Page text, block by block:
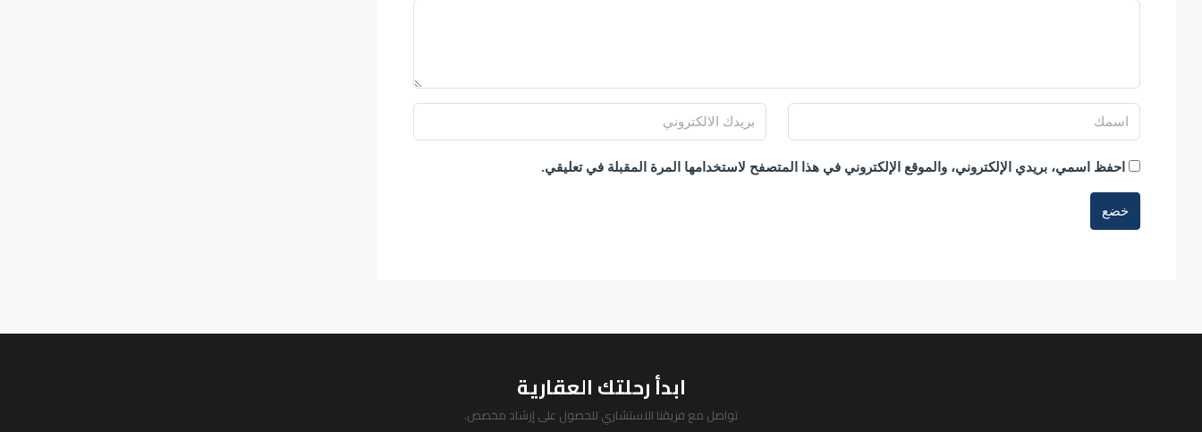
احفظ اسمي، بريدي الإلكتروني، والموقع الإلكتروني في هذا المتصفح لاستخدامها المرة المقبلة في تعليقي.
خضع
ابدأ رحلتك العقارية
تواصل مع فريقنا الاستشاري للحصول على إرشاد مخصص.